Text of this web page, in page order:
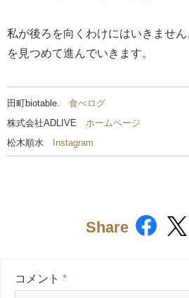
私が後ろを向くわけにはいきませ
を見つめて進んでいきます。
田町biotable. 食べログ
株式会社ADLIVE ホームページ
松木順水 Instagram
Share
コメント *